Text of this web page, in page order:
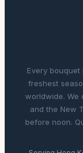
Every
freshest
worldwide. We
and the New
before noon.